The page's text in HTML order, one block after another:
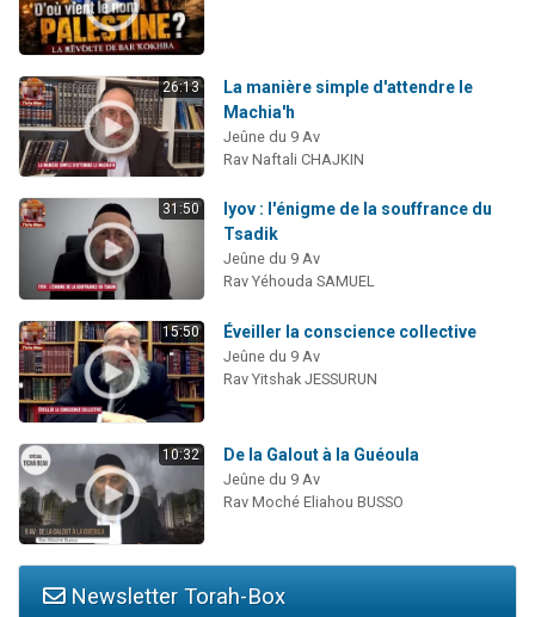
26:13
La manière simple d'attendre le
Machia'h
Jeûne du 9 Av
Rav Naftali CHAJKIN
31:50
Iyov : l'énigme de la souffrance du
Tsadik
Jeûne du 9 Av
Rav Yéhouda SAMUEL
15:50 Éveiller la conscience collective
Jeûne du 9 Av
Rav Yitshak JESSURUN
10:32 De la Galout à la Guéoula
Jeûne du 9 Av
Rav Moché Eliahou BUSSO
Newsletter Torah-Box